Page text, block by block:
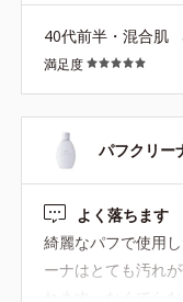
う間にパフの汚れ
す。 なかなか汚れ
しまい買い替えが
フそのものに普段
入りです♪
40代前半・混合肌
満足度
パフクリー
よく落ちます
綺麗なパフで使用
ーナはとても汚れ